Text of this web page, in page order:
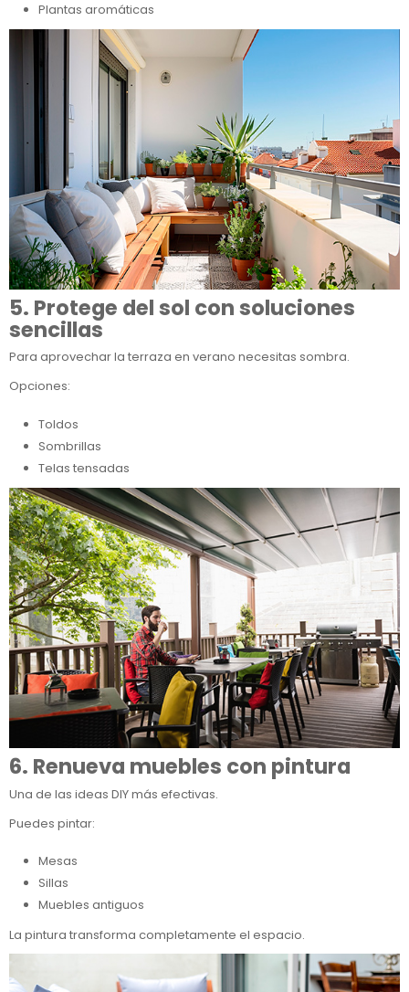
Plantas aromáticas
5. Protege del sol con soluciones
sencillas
Para aprovechar la terraza en verano necesitas sombra.
Opciones:
Toldos
Sombrillas
Telas tensadas
6. Renueva muebles con pintura
Una de las ideas DIY más efectivas.
Puedes pintar:
Mesas
Sillas
Muebles antiguos
La pintura transforma completamente el espacio.